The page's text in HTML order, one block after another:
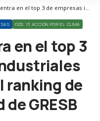
Corresponsables > Noticias > Montepino entra en el top 3 de empresas industriales de Europa en el ranking de sostenibilidad de GRESB
ODS 13 ACCIÓN POR EL CLIMA
en el top 3
ranking de
GRESB